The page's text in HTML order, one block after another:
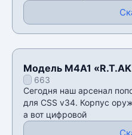
Модель M4A1
663
Сегодня наш арсенал
для CSS v34. Корпус
а вот цифровой